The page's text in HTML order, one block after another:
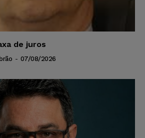
de juros
- 07/08/2026